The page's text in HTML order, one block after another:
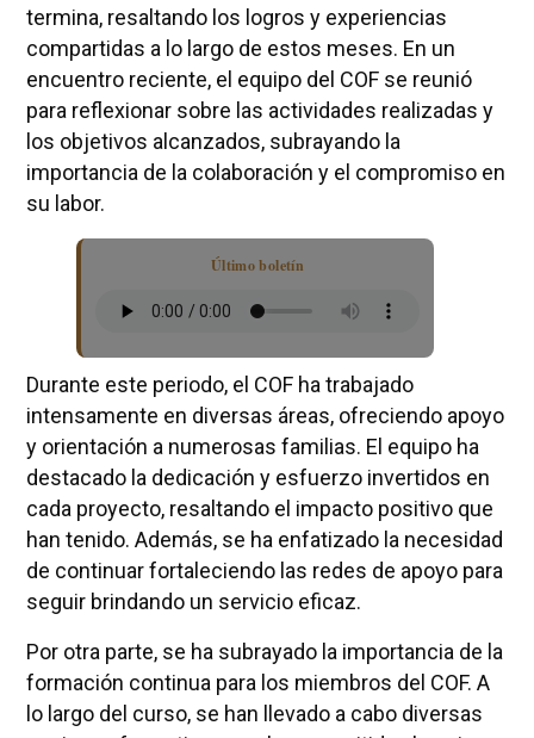
termina, resaltando los logros y experiencias
compartidas a lo largo de estos meses. En un
encuentro reciente, el equipo del COF se reunió
para reflexionar sobre las actividades realizadas y
los objetivos alcanzados, subrayando la
importancia de la colaboración y el compromiso en
su labor.
Último boletín
Durante este periodo, el COF ha trabajado
intensamente en diversas áreas, ofreciendo apoyo
y orientación a numerosas familias. El equipo ha
destacado la dedicación y esfuerzo invertidos en
cada proyecto, resaltando el impacto positivo que
han tenido. Además, se ha enfatizado la necesidad
de continuar fortaleciendo las redes de apoyo para
seguir brindando un servicio eficaz.
Por otra parte, se ha subrayado la importancia de la
formación continua para los miembros del COF. A
lo largo del curso, se han llevado a cabo diversas